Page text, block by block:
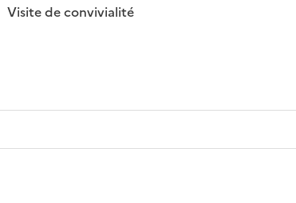
Visite de convivialité: disponible
: non disponible